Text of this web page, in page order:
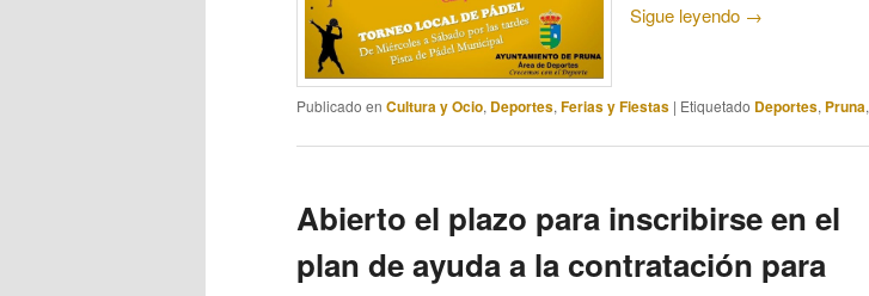
Sigue leyendo →
Publicado en Cultura y Ocio, Deportes, Ferias y Fiestas | Etiquetado Deportes, Pruna,
Abierto el plazo para inscribirse en el
plan de ayuda a la contratación para